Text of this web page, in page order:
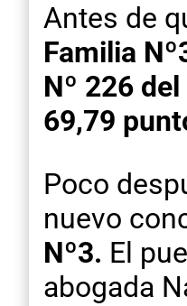
Antes de
Familia
Nº 226
69,79
Poco
nuevo
Nº3. El
abogada